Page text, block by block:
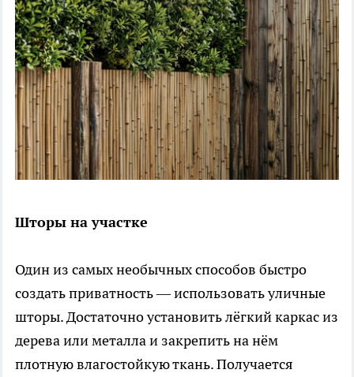
Шторы на участке
Один из самых необычных способов быстро
создать приватность — использовать уличные
шторы. Достаточно установить лёгкий каркас из
дерева или металла и закрепить на нём
плотную влагостойкую ткань. Получается